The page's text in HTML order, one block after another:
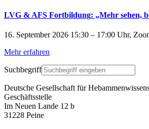
LVG & AFS Fortbildung: „Mehr sehen,
16. September 2026 15:30 – 17:00 Uhr,
Mehr erfahren
Suchbegriff
Deutsche Gesellschaft für
Geschäftsstelle
Im Neuen Lande 12 b
31228 Peine